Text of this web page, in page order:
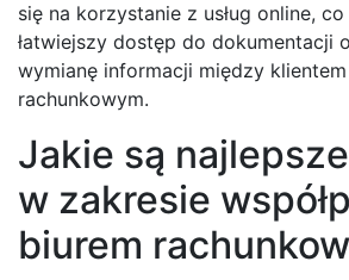
się na korzystanie z usług online,
łatwiejszy dostęp do dokumentacji
wymianę informacji między
rachunkowym.
Jakie są
w zakresie
biurem